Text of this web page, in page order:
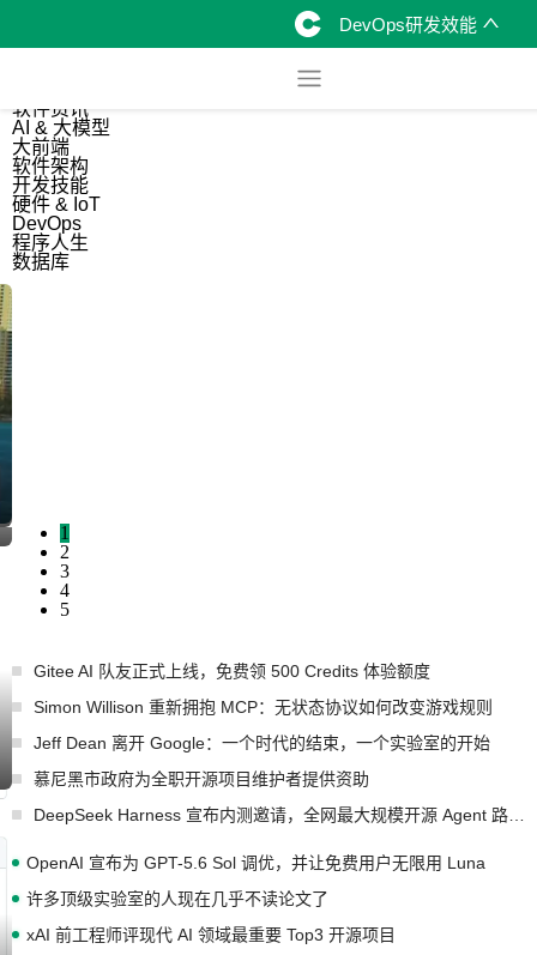
DevOps研发效能
软件资讯
AI & 大模型
大前端
软件架构
开发技能
硬件 & IoT
DevOps
程序人生
数据库
1
2
3
4
5
Gitee AI 队友正式上线，免费领 500 Credits 体验额度
Simon Willison 重新拥抱 MCP：无状态协议如何改变游戏规则
Jeff Dean 离开 Google：一个时代的结束，一个实验室的开始
慕尼黑市政府为全职开源项目维护者提供资助
OpenAI 宣布为 GPT-5.6 Sol 调优，并让免费用户无限用 Luna
许多顶级实验室的人现在几乎不读论文了
xAI 前工程师评现代 AI 领域最重要 Top3 开源项目